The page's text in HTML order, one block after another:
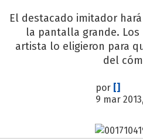
El destacado imitador
la pantalla grande.
artista lo eligieron para
del
por []
9 mar